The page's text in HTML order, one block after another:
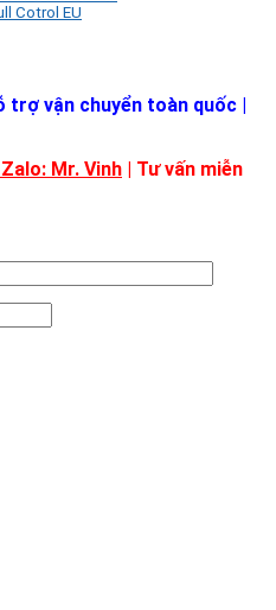
Cotrol EU
trợ vận chuyển toàn quốc |
Zalo: Mr. Vinh | Tư vấn miễn